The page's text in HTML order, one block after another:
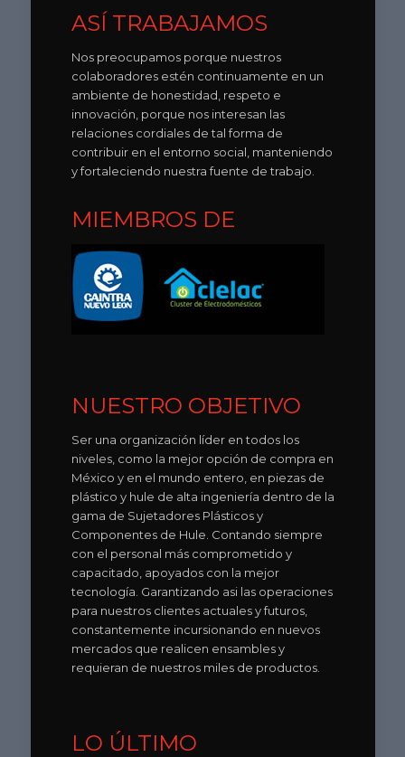
ASÍ TRABAJAMOS
Nos preocupamos porque nuestros
colaboradores estén continuamente en un
ambiente de honestidad, respeto e
innovación, porque nos interesan las
relaciones cordiales de tal forma de
contribuir en el entorno social, manteniendo
y fortaleciendo nuestra fuente de trabajo.
MIEMBROS DE
NUESTRO OBJETIVO
Ser una organización líder en todos los
niveles, como la mejor opción de compra en
México y en el mundo entero, en piezas de
plástico y hule de alta ingeniería dentro de la
gama de Sujetadores Plásticos y
Componentes de Hule. Contando siempre
con el personal más comprometido y
capacitado, apoyados con la mejor
tecnología. Garantizando asi las operaciones
para nuestros clientes actuales y futuros,
constantemente incursionando en nuevos
mercados que realicen ensambles y
requieran de nuestros miles de productos.
LO ÚLTIMO